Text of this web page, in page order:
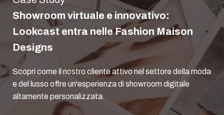
Showroom virtuale e innovativo:
Lookcast entra nelle Fashion Maison
Designs
Scopri come il nostro cliente attivo nel settore della moda
e del lusso offre un'esperienza di showroom digitale
altamente personalizzata.